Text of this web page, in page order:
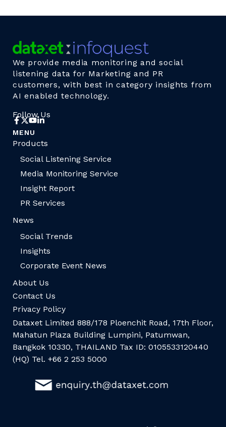
We provide media monitoring and social
listening data for Marketing and PR
customers, with best in category insights from
AI enabled technology.
Follow Us
MENU
Products
Social Listening Service
Media Monitoring Service
Insight Report
PR Services
News
Social Trends
Insights
Corporate Event News
About Us
Contact Us
Privacy Policy
Dataxet Limited 888/178 Ploenchit Road, 17th Floor,
Mahatun Plaza Building Lumpini, Patumwan,
Bangkok 10330, THAILAND Tax ID: 0105533120440
(HQ) Tel. +66 2 253 5000